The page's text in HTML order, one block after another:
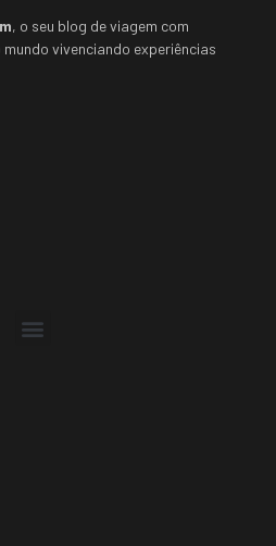
, o seu blog de viagem com
vivenciando experiências